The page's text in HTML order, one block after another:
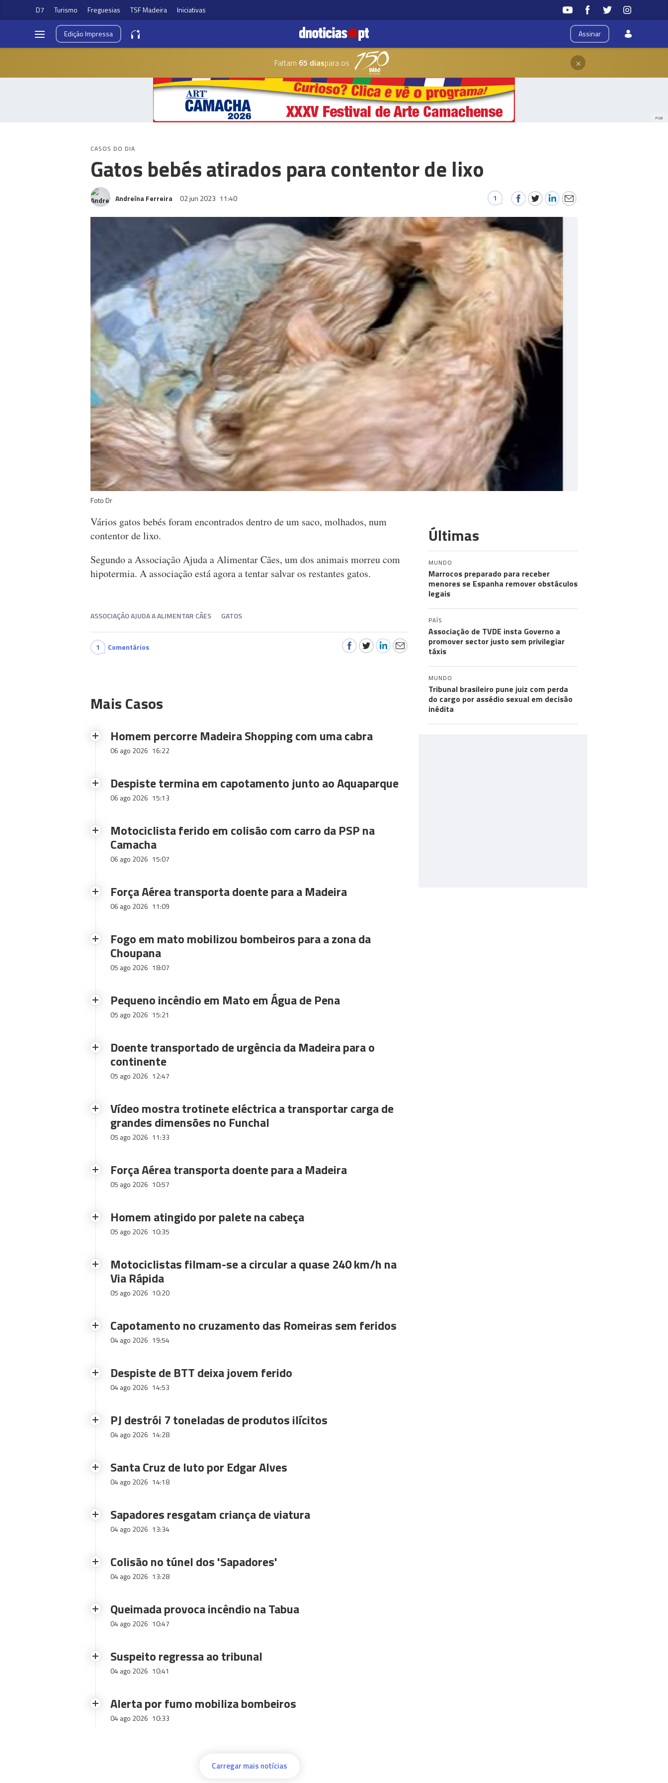
D7 Turismo Freguesias TSF Madeira Iniciativas
Assinar
EdiçãoImpressa
Faltam 65 diaspara os ×
PUB
CASOS DO DIA
Gatos bebés atirados para contentor de lixo
Andreína Ferreira 02 jun 2023 11:40 1
Foto Dr
Vários gatos bebés foram encontrados dentro de um saco, molhados, num
contentor de lixo.
Segundo a Associação Ajuda a Alimentar Cães, um dos animais morreu com
hipotermia. A associação está agora a tentar salvar os restantes gatos.
ASSOCIAÇÃO AJUDA A ALIMENTAR CÃES GATOS
1 Comentários
Mais Casos
Homem percorre Madeira Shopping com uma cabra
06 ago 2026 16:22
Despiste termina em capotamento junto ao Aquaparque
06 ago 2026 15:13
Motociclista ferido em colisão com carro da PSP na
Camacha
06 ago 2026 15:07
Força Aérea transporta doente para a Madeira
06 ago 2026 11:09
Fogo em mato mobilizou bombeiros para a zona da
Choupana
05 ago 2026 18:07
Pequeno incêndio em Mato em Água de Pena
05 ago 2026 15:21
Doente transportado de urgência da Madeira para o
continente
05 ago 2026 12:47
Vídeo mostra trotinete eléctrica a transportar carga de
grandes dimensões no Funchal
05 ago 2026 11:33
Força Aérea transporta doente para a Madeira
05 ago 2026 10:57
Homem atingido por palete na cabeça
05 ago 2026 10:35
Motociclistas filmam-se a circular a quase 240 km/h na
Via Rápida
05 ago 2026 10:20
Capotamento no cruzamento das Romeiras sem feridos
04 ago 2026 19:54
Despiste de BTT deixa jovem ferido
04 ago 2026 14:53
PJ destrói 7 toneladas de produtos ilícitos
04 ago 2026 14:28
Santa Cruz de luto por Edgar Alves
04 ago 2026 14:18
Sapadores resgatam criança de viatura
04 ago 2026 13:34
Colisão no túnel dos 'Sapadores'
04 ago 2026 13:28
Queimada provoca incêndio na Tabua
04 ago 2026 10:47
Suspeito regressa ao tribunal
04 ago 2026 10:41
Alerta por fumo mobiliza bombeiros
04 ago 2026 10:33
Carregar mais notícias
Últimas
MUNDO
Marrocos preparado para receber
menores se Espanha remover obstáculos
legais
PAÍS
Associação de TVDE insta Governo a
promover sector justo sem privilegiar
táxis
MUNDO
Tribunal brasileiro pune juiz com perda
do cargo por assédio sexual em decisão
inédita